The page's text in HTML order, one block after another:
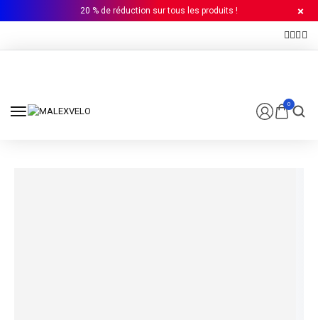
20 % de réduction sur tous les produits !
0